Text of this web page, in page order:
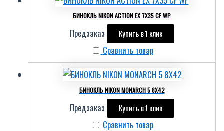
БИНОКЛЬ NIKON ACTION EX 7X35 CF WP
Предзаказ Купить в 1 клик
Сравнить товар
БИНОКЛЬ NIKON MONARCH 5 8X42
Предзаказ Купить в 1 клик
Сравнить товар